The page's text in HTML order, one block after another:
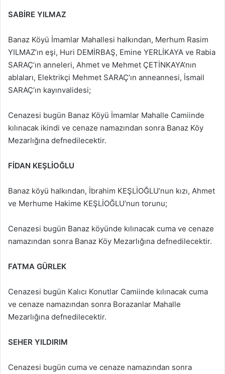
SABİRE YILMAZ
Banaz Köyü İmamlar Mahallesi halkından, Merhum Rasim
YILMAZ’ın eşi, Huri DEMİRBAŞ, Emine YERLİKAYA ve Rabia
SARAÇ’ın anneleri, Ahmet ve Mehmet ÇETİNKAYA’nın
ablaları, Elektrikçi Mehmet SARAÇ’ın anneannesi, İsmail
SARAÇ’ın kayınvalidesi;
Cenazesi bugün Banaz Köyü İmamlar Mahalle Camiinde
kılınacak ikindi ve cenaze namazından sonra Banaz Köy
Mezarlığına defnedilecektir.
FİDAN KEŞLİOĞLU
Banaz köyü halkından, İbrahim KEŞLİOĞLU’nun kızı, Ahmet
ve Merhume Hakime KEŞLİOĞLU’nun torunu;
Cenazesi bugün Banaz köyünde kılınacak cuma ve cenaze
namazından sonra Banaz Köy Mezarlığına defnedilecektir.
FATMA GÜRLEK
Cenazesi bugün Kalıcı Konutlar Camiinde kılınacak cuma
ve cenaze namazından sonra Borazanlar Mahalle
Mezarlığına defnedilecektir.
SEHER YILDIRIM
Cenazesi bugün cuma ve cenaze namazından sonra